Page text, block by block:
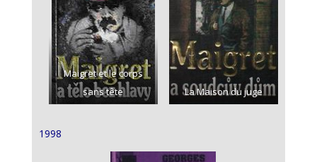
Maigret et le corps
sans tête
La Maison du juge
1998